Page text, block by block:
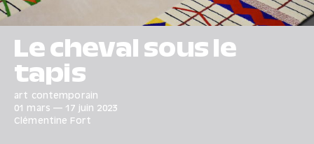
Le cheval sous le
tapis
art contemporain
01 mars — 17 juin 2023
Clémentine Fort